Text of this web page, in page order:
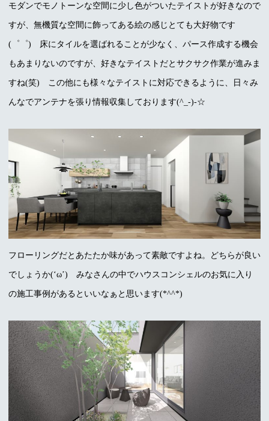
モダンでモノトーンな空間に少し色がついたテイストが好きなので
すが、無機質な空間に飾ってある絵の感じとても大好物です
(゜゜) 床にタイルを選ばれることが少なく、パース作成する機会
もあまりないのですが、好きなテイストだとサクサク作業が進みま
すね(笑) この他にも様々なテイストに対応できるように、日々み
んなでアンテナを張り情報収集しております(^_-)-☆
フローリングだとあたたか味があって素敵ですよね。どちらが良い
でしょうか(‘ω’) みなさんの中でハウスコンシェルのお気に入り
の施工事例があるといいなぁと思います(*^^*)